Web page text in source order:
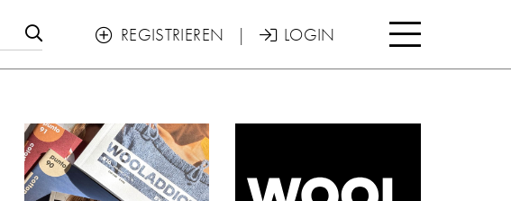
 REGISTRIEREN |  LOGIN 